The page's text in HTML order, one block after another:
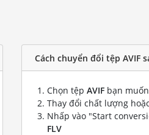
Cách chuyển đổi tệp AVIF
Chọn tệp AVIF bạn
Thay đổi chất lượng
Nhấp vào "Start
FLV